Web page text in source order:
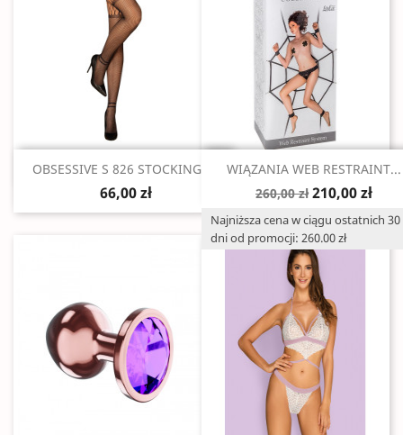
Szybki podgląd
OBSESSIVE S 826 STOCKINGS...
66,00 zł
Szybki podgląd
WIĄZANIA WEB RESTRAINT...
260,00 zł 210,00 zł
Najniższa cena w ciągu ostatnich 30
dni od promocji: 260.00 zł